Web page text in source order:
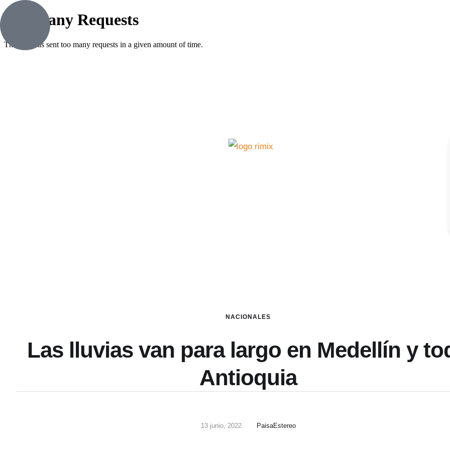
NACIONALES
Las lluvias van para largo en Medellín y
Antioquia
13 junio, 2022 PaisaEstereo